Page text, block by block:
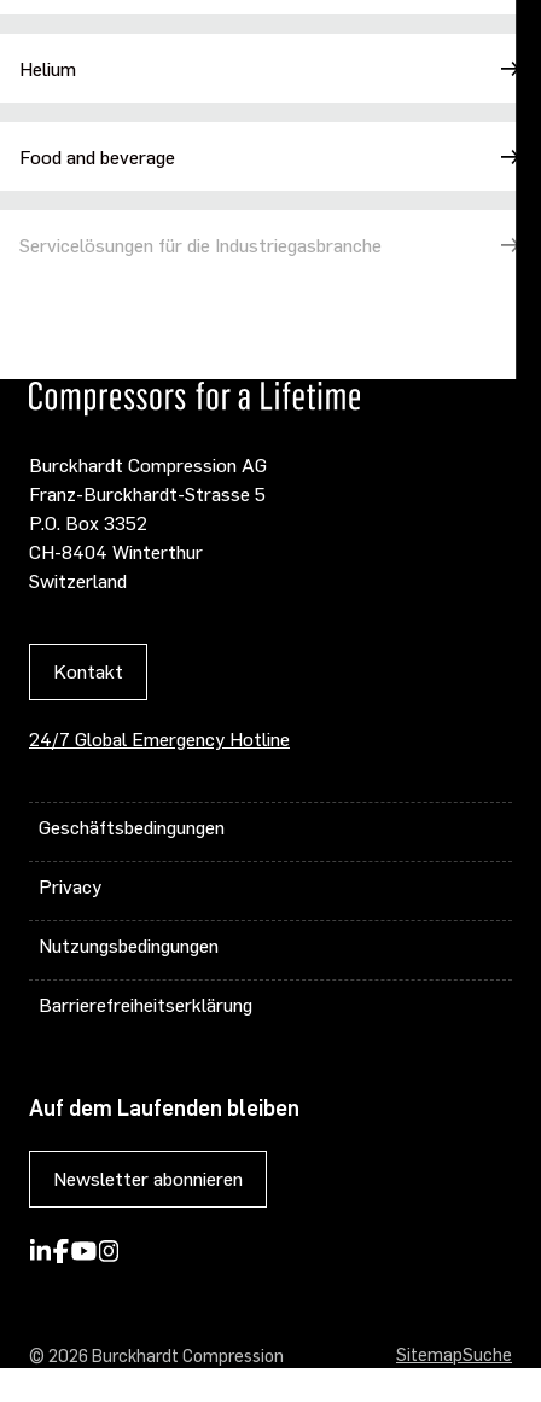
Helium
Food and beverage
Servicelösungen für die Industriegasbranche
Burckhardt Compression AG
Franz-Burckhardt-Strasse 5
P.O. Box 3352
CH-8404 Winterthur
Switzerland
Kontakt
24/7 Global Emergency Hotline
Geschäftsbedingungen
Privacy
Nutzungsbedingungen
Barrierefreiheitserklärung
Auf dem Laufenden bleiben
Newsletter abonnieren
SitemapSuche
© 2026 Burckhardt Compression